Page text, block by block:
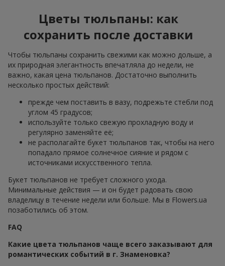
Цветы тюльпаны: как
сохранить после доставки
Чтобы тюльпаны сохранить свежими как можно дольше, а
их природная элегантность впечатляла до недели, не
важно, какая цена тюльпанов. Достаточно выполнить
несколько простых действий:
прежде чем поставить в вазу, подрежьте стебли под
углом 45 градусов;
используйте только свежую прохладную воду и
регулярно заменяйте её;
не располагайте букет тюльпанов так, чтобы на него
попадало прямое солнечное сияние и рядом с
источниками искусственного тепла.
Букет тюльпанов не требует сложного ухода.
Минимальные действия — и он будет радовать свою
владелицу в течение недели или больше. Мы в Flowers.ua
позаботились об этом.
FAQ
Какие цвета тюльпанов чаще всего заказывают для
романтических событий в г. Знаменовка?